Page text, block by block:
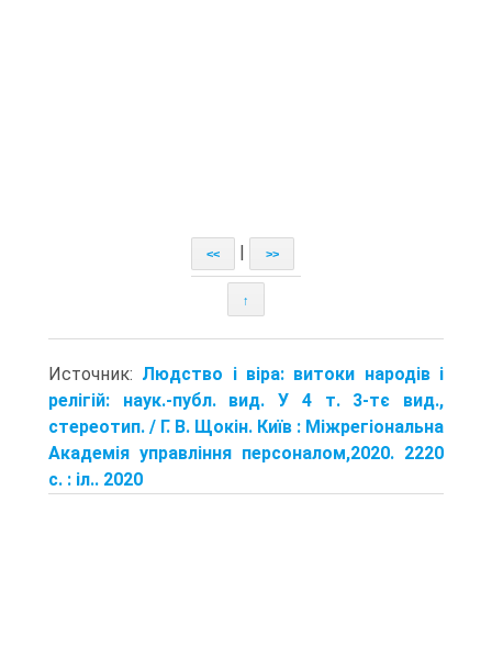
<< >>
↑
Источник: Людство і віра: витоки народів і
релігій: наук.-публ. вид. У 4 т. 3-тє вид.,
стереотип. / Г. В. Щокін. Київ : Міжрегіональна
Академія управління персоналом,2020. 2220
с. : іл.. 2020